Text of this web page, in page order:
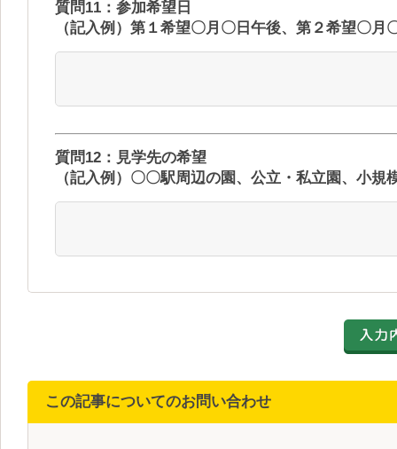
質問11：参加希望日
（記入例）第１希望〇月〇日午後、第２希望〇
質問12：見学先の希望
（記入例）〇〇駅周辺の園、公立・私立園、小
この記事についてのお問い合わせ